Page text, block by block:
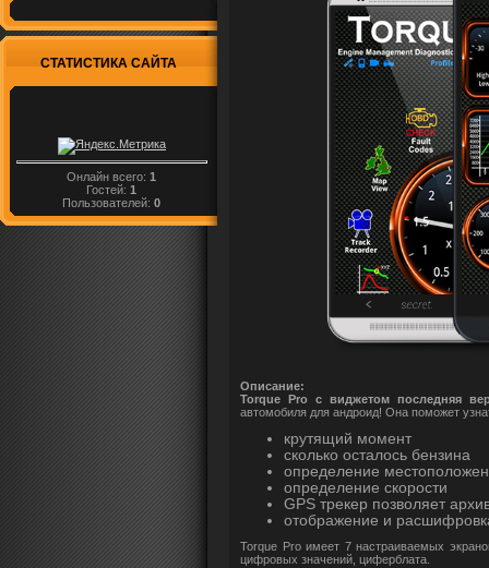
СТАТИСТИКА САЙТА
Онлайн всего:1
Гостей:1
Пользователей:0
Описание:
Torque Pro с виджетом последняя
автомобиля для андроид! Она поможет
крутящий момент
сколько осталось бензина
определение
определение скорости
GPS трекер позволяет
отображение и
Torque Pro имеет 7 настраиваемых
цифровых значений, циферблата.